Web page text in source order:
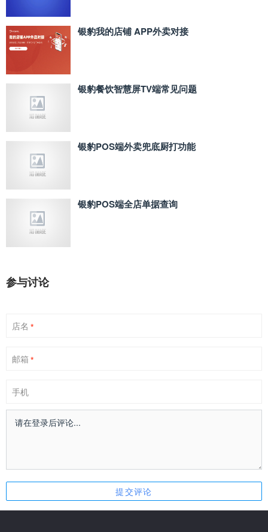
银豹我的店铺 APP外卖对接
银豹餐饮智慧屏TV端常见问题
银豹POS端外卖兜底厨打功能
银豹POS端全店单据查询
参与讨论
店名 *
邮箱 *
手机